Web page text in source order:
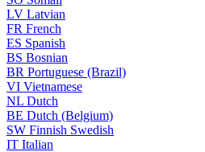
LV Latvian
FR French
ES Spanish
BS Bosnian
BR Portuguese (Brazil)
VI Vietnamese
NL Dutch
BE Dutch (Belgium)
SW Finnish Swedish
IT Italian